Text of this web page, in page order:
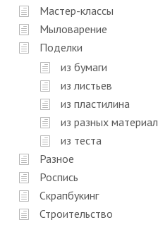
Мастер-классы
Мыловарение
Поделки
из бумаги
из листьев
из пластилина
из разных
из теста
Разное
Роспись
Скрапбукинг
Строительство